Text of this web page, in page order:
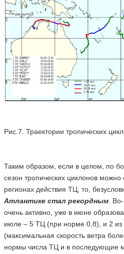
Рис.7. Траектории тропических
Таким образом, если в целом, по
сезон тропических циклонов можно
регионах действия ТЦ, то,
Атлантике стал рекордным. Во-
очень активно, уже в июне
июле – 5 ТЦ (при норме 0,8), и 2 из
(максимальная скорость ветра
нормы числа ТЦ и в последующие